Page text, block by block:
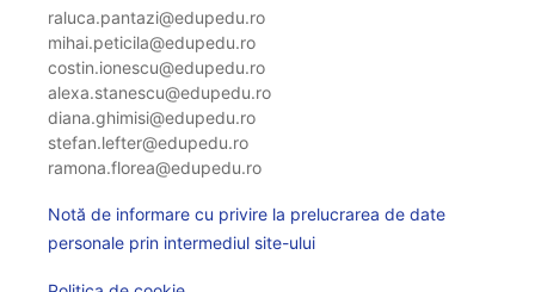
raluca.pantazi@edupedu.ro
mihai.peticila@edupedu.ro
costin.ionescu@edupedu.ro
alexa.stanescu@edupedu.ro
diana.ghimisi@edupedu.ro
stefan.lefter@edupedu.ro
ramona.florea@edupedu.ro
Notă de informare cu privire la prelucrarea de date
personale prin intermediul site-ului